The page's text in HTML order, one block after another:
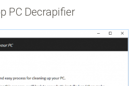
PC Decrapifier